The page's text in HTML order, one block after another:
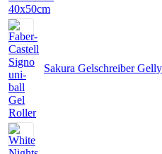
Sakura Gelschreiber